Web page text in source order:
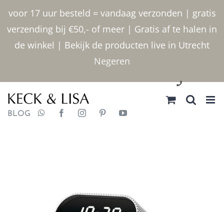
voor 17 uur besteld = vandaag verzonden | gratis
verzending bij €50,- of meer | Gratis af te halen in
de winkel | Bekijk de producten live in Utrecht
Negeren
inhoud
030 2400000
BLOG